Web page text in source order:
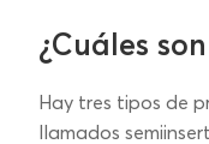
¿Cuáles
Hay tres tipos de
llamados